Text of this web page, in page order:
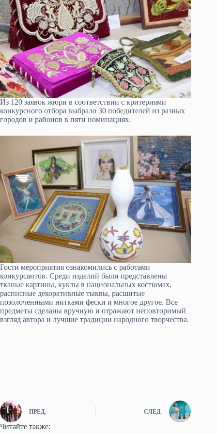
Из 120 заявок жюри в соответствии с критериями
конкурсного отбора выбрало 30 победителей из разных
городов и районов в пяти номинациях.
Гости мероприятия ознакомились с работами
конкурсантов. Среди изделий были представлены
тканые картины, куклы в национальных костюмах,
расписные декоративные тыквы, расшитые
позолоченными нитками фески и многое другое. Все
предметы сделаны вручную и отражают неповторимый
взгляд автора и лучшие традиции народного творчества.
ПРЕД. СЛЕД.
Читайте также: